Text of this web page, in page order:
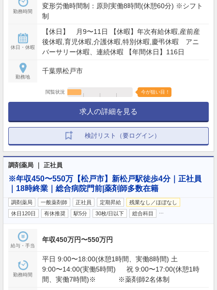
勤務時間
変形労働時間制：原則実働8時間(休憩60分) ※シフト
制
休日・休暇
【休日】 月9〜11日 【休暇】年次有給休暇,産前産
後休暇,育児休暇,介護休暇,特別休暇,慶弔休暇 アニ
バーサリー休暇、連続休暇 【年間休日】116日
勤務地
千葉県松戸市
閲覧状況 今が狙い目！
求人の詳細を見る
検討リスト（要ログイン）
調剤薬局 ｜ 正社員
※年収450〜550万【松戸市】新松戸駅徒歩4分｜正社員
｜18時終業｜総合病院門前|薬剤師多数在籍
調剤薬局 一般薬剤師 正社員 定期昇給
残業なし／ほぼなし
休日120日
有休推奨 駅5分 30枚/日以下 総合科目
給与・手当
年収450万円〜550万円
勤務時間
平日 9:00〜18:00(休憩1時間、実働8時間) 土
9:00〜14:00(実働5時間) 祝 9:00〜17:00(休憩1時
間、実働7時間)※ ※薬剤師2名体制